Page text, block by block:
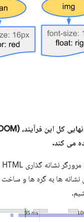
می کند.